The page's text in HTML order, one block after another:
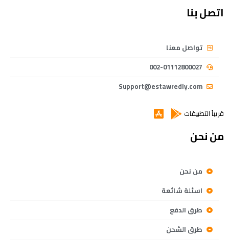
اتصل بنا
تواصل معنا
002-01112800027
Support@estawredly.com
قريباً التطبيقات
من نحن
من نحن
اسئلة شائعة
طرق الدفع
طرق الشحن